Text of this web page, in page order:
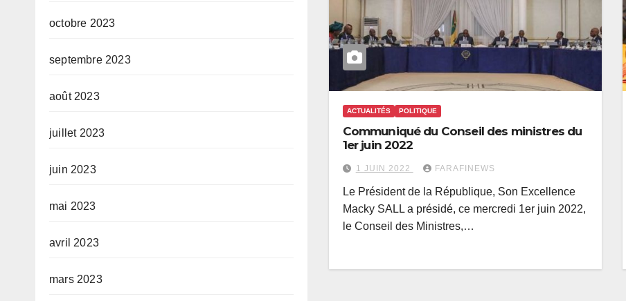
octobre 2023
septembre 2023
août 2023
juillet 2023
juin 2023
mai 2023
avril 2023
mars 2023
ACTUALITÉS POLITIQUE
Communiqué du Conseil des ministres du
1er juin 2022
1 JUIN 2022 FARAFINEWS
Le Président de la République, Son Excellence
Macky SALL a présidé, ce mercredi 1er juin 2022,
le Conseil des Ministres,…